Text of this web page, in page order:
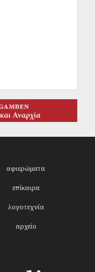
αφιερώματα
επίκαιρα
λογοτεχνία
αρχείο